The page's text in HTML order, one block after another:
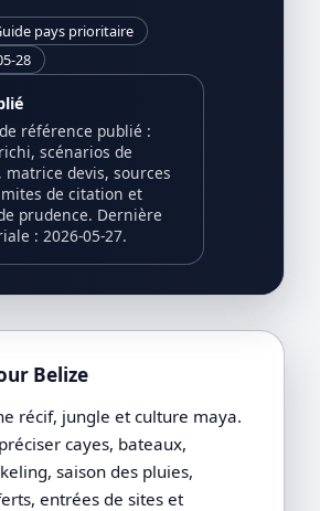
pays prioritaire
28
référence publié :
scénarios de
matrice devis, sources
de citation et
prudence. Dernière
: 2026-05-27.
Belize
récif, jungle et culture maya.
cayes, bateaux,
saison des pluies,
entrées de sites et